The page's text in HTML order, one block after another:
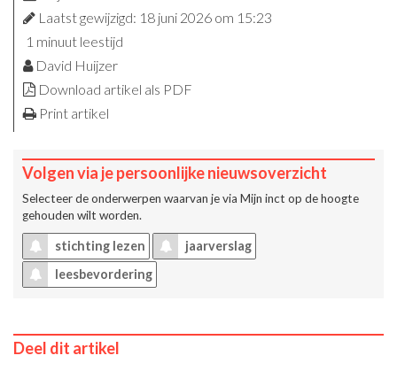
Laatst gewijzigd: 18 juni 2026 om 15:23
1 minuut leestijd
David Huijzer
Download artikel als PDF
Print artikel
Volgen via je persoonlijke nieuwsoverzicht
Selecteer de onderwerpen waarvan je via Mijn inct op de hoogte
gehouden wilt worden.
stichting lezen
jaarverslag
leesbevordering
Deel dit artikel